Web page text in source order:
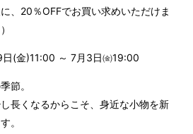
、20％OFFでお買い求めいただけま
(金)11:00 ～ 7月3日㈮19:00
節。
長くなるからこそ、身近な小物を新
。